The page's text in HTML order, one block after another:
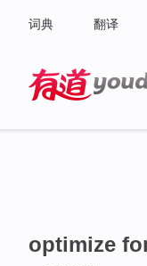
词典 翻译
optimize